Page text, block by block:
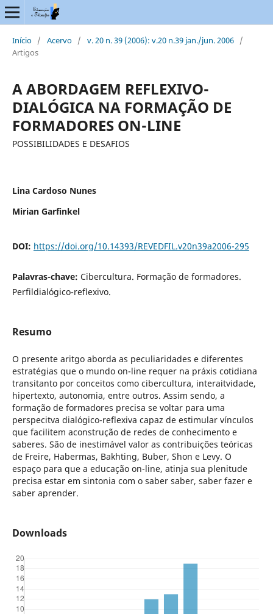
Início / Acervo / v. 20 n. 39 (2006): v.20 n.39 jan./jun. 2006 /
Artigos
A ABORDAGEM REFLEXIVO-
DIALÓGICA NA FORMAÇÃO DE
FORMADORES ON-LINE
POSSIBILIDADES E DESAFIOS
Lina Cardoso Nunes
Mirian Garfinkel
DOI: https://doi.org/10.14393/REVEDFIL.v20n39a2006-295
Palavras-chave: Cibercultura. Formação de formadores.
Perfildialógico-reflexivo.
Resumo
O presente aritgo aborda as peculiaridades e diferentes
estratégias que o mundo on-line requer na práxis cotidiana
transitanto por conceitos como cibercultura, interaitvidade,
hipertexto, autonomia, entre outros. Assim sendo, a
formação de formadores precisa se voltar para uma
perspecitva dialógico-reflexiva capaz de estimular vínculos
que facilitem aconstrução de redes de conhecimento e
saberes. São de inestimável valor as contribuições teóricas
de Freire, Habermas, Bakhting, Buber, Shon e Levy. O
espaço para que a educação on-line, atinja sua plenitude
precisa estar em sintonia com o saber saber, saber fazer e
saber aprender.
Downloads